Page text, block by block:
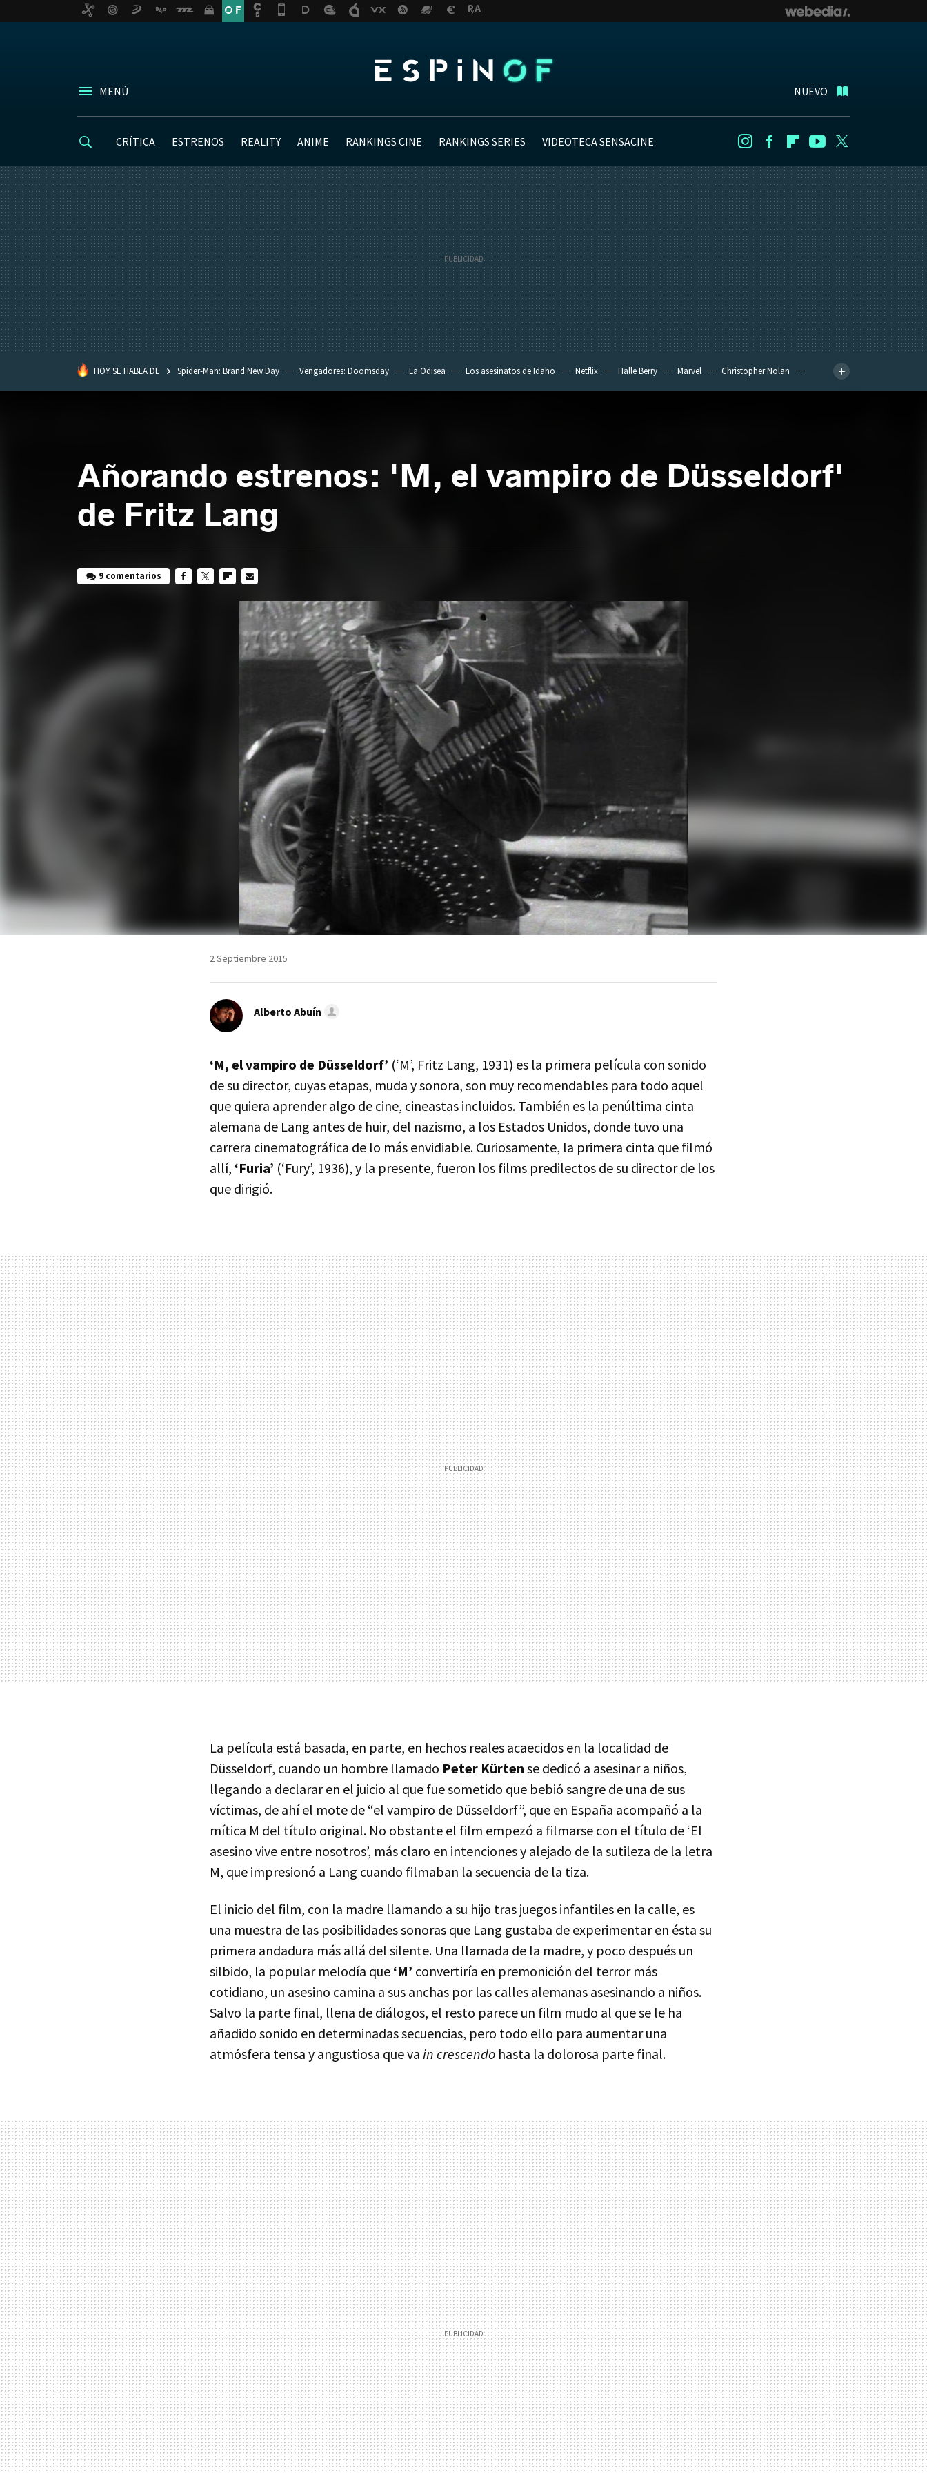
MENÚ NUEVO
CRÍTICA ESTRENOS REALITY ANIME RANKINGS CINE RANKINGS SERIES VIDEOTECA SENSACINE InstagramFacebookFlipboard
Youtube
HOY SE HABLA DE Spider-Man: Brand New Day Vengadores: Doomsday La Odisea Los asesinatos de Idaho Netflix Halle Berry Marvel
Christopher Nolan
Añorando estrenos: 'M, el vampiro de Düsseldorf'
de Fritz Lang
9 comentarios
MAIL
2 Septiembre 2015
Alberto Abuín
‘M, el vampiro de Düsseldorf’ (‘M’, Fritz Lang, 1931) es la primera película con sonido
de su director, cuyas etapas, muda y sonora, son muy recomendables para todo aquel
que quiera aprender algo de cine, cineastas incluidos. También es la penúltima cinta
alemana de Lang antes de huir, del nazismo, a los Estados Unidos, donde tuvo una
carrera cinematográfica de lo más envidiable. Curiosamente, la primera cinta que filmó
allí, ‘Furia’ (‘Fury’, 1936), y la presente, fueron los films predilectos de su director de los
que dirigió.
La película está basada, en parte, en hechos reales acaecidos en la localidad de
Düsseldorf, cuando un hombre llamado Peter Kürten se dedicó a asesinar a niños,
llegando a declarar en el juicio al que fue sometido que bebió sangre de una de sus
víctimas, de ahí el mote de “el vampiro de Düsseldorf”, que en España acompañó a la
mítica M del título original. No obstante el film empezó a filmarse con el título de ‘El
asesino vive entre nosotros’, más claro en intenciones y alejado de la sutileza de la letra
M, que impresionó a Lang cuando filmaban la secuencia de la tiza.
El inicio del film, con la madre llamando a su hijo tras juegos infantiles en la calle, es
una muestra de las posibilidades sonoras que Lang gustaba de experimentar en ésta su
primera andadura más allá del silente. Una llamada de la madre, y poco después un
silbido, la popular melodía que ‘M’ convertiría en premonición del terror más
cotidiano, un asesino camina a sus anchas por las calles alemanas asesinando a niños.
Salvo la parte final, llena de diálogos, el resto parece un film mudo al que se le ha
añadido sonido en determinadas secuencias, pero todo ello para aumentar una
atmósfera tensa y angustiosa que va in crescendo hasta la dolorosa parte final.